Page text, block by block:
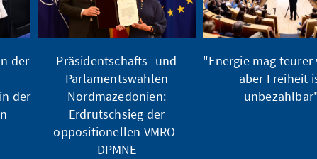
der
der
Präsidentschafts- und
Parlamentswahlen
Nordmazedonien:
Erdrutschsieg der
oppositionellen VMRO-
DPMNE
"Energie mag teurer
aber Freiheit